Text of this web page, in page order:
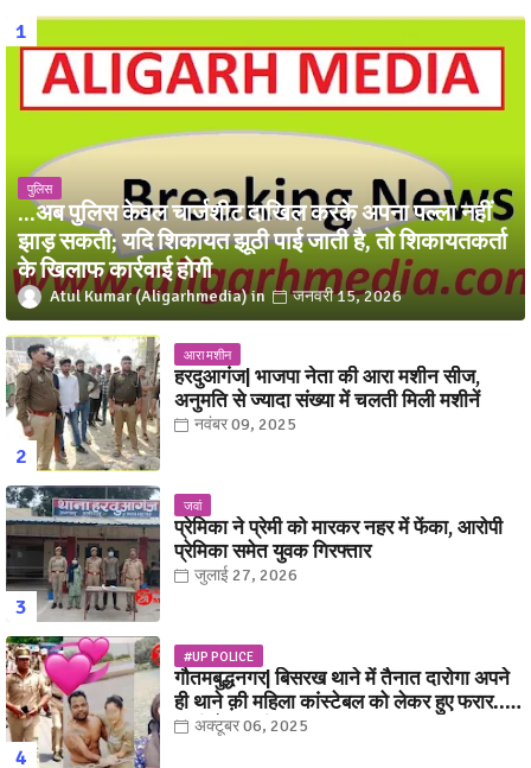
पुलिस
...अब पुलिस केवल चार्जशीट दाखिल करके अपना पल्ला नहीं
झाड़ सकती; यदि शिकायत झूठी पाई जाती है, तो शिकायतकर्ता
के खिलाफ कार्रवाई होगी
Atul Kumar (Aligarhmedia) जनवरी 15, 2026
आरा मशीन
हरदुआगंज| भाजपा नेता की आरा मशीन सीज,
अनुमति से ज्यादा संख्या में चलती मिली मशीनें
नवंबर 09, 2025
जवां
प्रेमिका ने प्रेमी को मारकर नहर में फेंका, आरोपी
प्रेमिका समेत युवक गिरफ्तार
जुलाई 27, 2026
#UP POLICE
गौतमबुद्धनगर| बिसरख थाने में तैनात दारोगा अपने
ही थाने क़ी महिला कांस्टेबल को लेकर हुए फरार...
पत्नी नें कर दी रार!
अक्टूबर 06, 2025